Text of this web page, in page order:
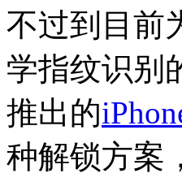
不过到目前
学指纹识别
推出的
种解锁方案